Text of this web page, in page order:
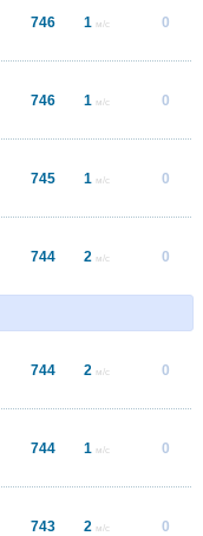
746 1 м/с 0
746 1 м/с 0
745 1 м/с 0
744 2 м/с 0
744 2 м/с 0
744 1 м/с 0
743 2 м/с 0